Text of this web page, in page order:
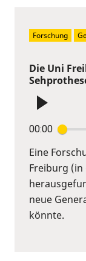
Die Uni
00:00
Eine
Freiburg (in
neue
könnte.
Forschung